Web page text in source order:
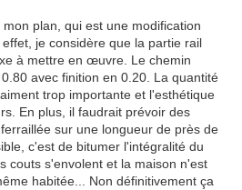
plan, qui est une modification
je considère que la partie rail
à mettre en œuvre. Le chemin
avec finition en 0.20. La quantité
trop importante et l'esthétique
En plus, il faudrait prévoir des
sur une longueur de près de
c'est de bitumer l'intégralité du
couts s'envolent et la maison n'est
habitée... Non définitivement ça